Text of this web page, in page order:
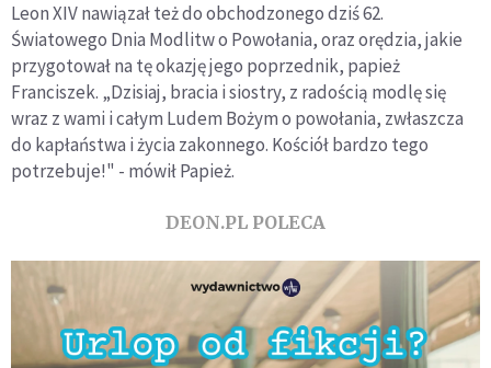
Leon XIV nawiązał też do obchodzonego dziś 62.
Światowego Dnia Modlitw o Powołania, oraz orędzia, jakie
przygotował na tę okazję jego poprzednik, papież
Franciszek. „Dzisiaj, bracia i siostry, z radością modlę się
wraz z wami i całym Ludem Bożym o powołania, zwłaszcza
do kapłaństwa i życia zakonnego. Kościół bardzo tego
potrzebuje!" - mówił Papież.
DEON.PL POLECA